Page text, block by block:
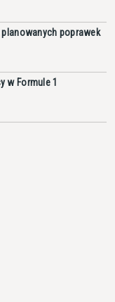
poprawek
w Formule 1